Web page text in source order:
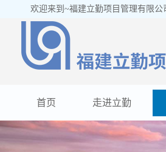
欢迎来到~福建立勤项目管理有限公
首页 走进立勤